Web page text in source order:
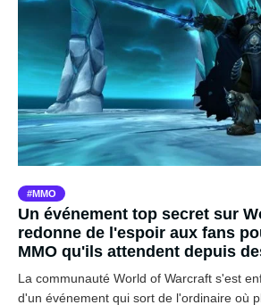
MMO
Un événement top secret sur
redonne de l'espoir aux fans
MMO qu'ils attendent depuis
La communauté World of Warcraft s'est
d'un événement qui sort de l'ordinaire où